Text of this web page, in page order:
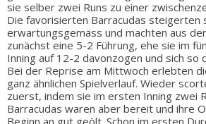
sie selber zwei Runs zu einer
Die favorisierten Barracudas steigerten
erwartungsgemäss und machten aus
zunächst eine 5-2 Führung, ehe sie im
Inning auf 12-2 davonzogen und sich so
Bei der Reprise am Mittwoch erlebten
ganz ähnlichen Spielverlauf. Wieder
zuerst, indem sie im ersten Inning zwei
Barracudas waren aber bereit und ihre
Beginn an gut geölt. Schon im ersten